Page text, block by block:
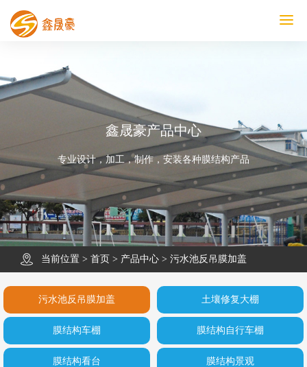
鑫晟豪产品中心
专业设计，加工，制作，安装各种膜结构产品
当前位置 > 首页 > 产品中心 > 污水池反吊膜加盖
污水池反吊膜加盖 土壤修复大棚
膜结构车棚 膜结构自行车棚
膜结构看台 膜结构景观